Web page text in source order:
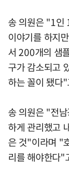
송 의원은 "1인
이야기를 하지
서 200개의 샘
구가 감소되고
하는 꼴이 됐다
송 의원은 "전
하게 관리했고
은 것"이라며 "
리를 해야한다"